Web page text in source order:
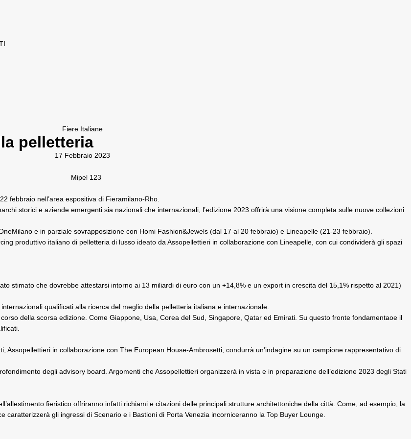
Fiere Italiane
pelletteria
17 Febbraio 2023
febbraio nell’area espositiva di Fieramilano-Rho.
storici e aziende emergenti sia nazionali che internazionali, l’edizione 2023 offrirà una visione completa sulle nuove collezioni
e in parziale sovrapposizione con Homi Fashion&Jewels (dal 17 al 20 febbraio) e Lineapelle (21-23 febbraio).
produttivo italiano di pelletteria di lusso ideato da Assopellettieri in collaborazione con Lineapelle, con cui condividerà gli spazi
stimato che dovrebbe attestarsi intorno ai 13 miliardi di euro con un +14,8% e un export in crescita del 15,1% rispetto al 2021)
qualificati alla ricerca del meglio della pelletteria italiana e internazionale.
della scorsa edizione. Come Giappone, Usa, Corea del Sud, Singapore, Qatar ed Emirati. Su questo fronte fondamentaoe il
Assopellettieri in collaborazione con The European House-Ambrosetti, condurrà un’indagine su un campione rappresentativo di
degli advisory board. Argomenti che Assopellettieri organizzerà in vista e in preparazione dell’edizione 2023 degli Stati
fieristico offriranno infatti richiami e citazioni delle principali strutture architettoniche della città. Come, ad esempio, la
caratterizzerà gli ingressi di Scenario e i Bastioni di Porta Venezia incorniceranno la Top Buyer Lounge.